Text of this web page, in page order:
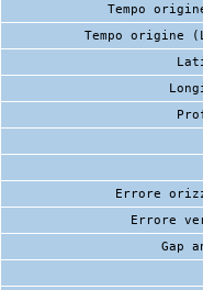
Tempo
Tempo origine
Errore
Errore
Gap